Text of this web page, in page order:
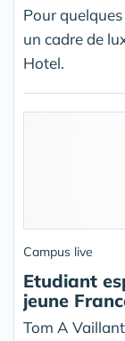
Pour
un cadre de
Hotel.
Campus live
Etudiant
jeune
Tom A